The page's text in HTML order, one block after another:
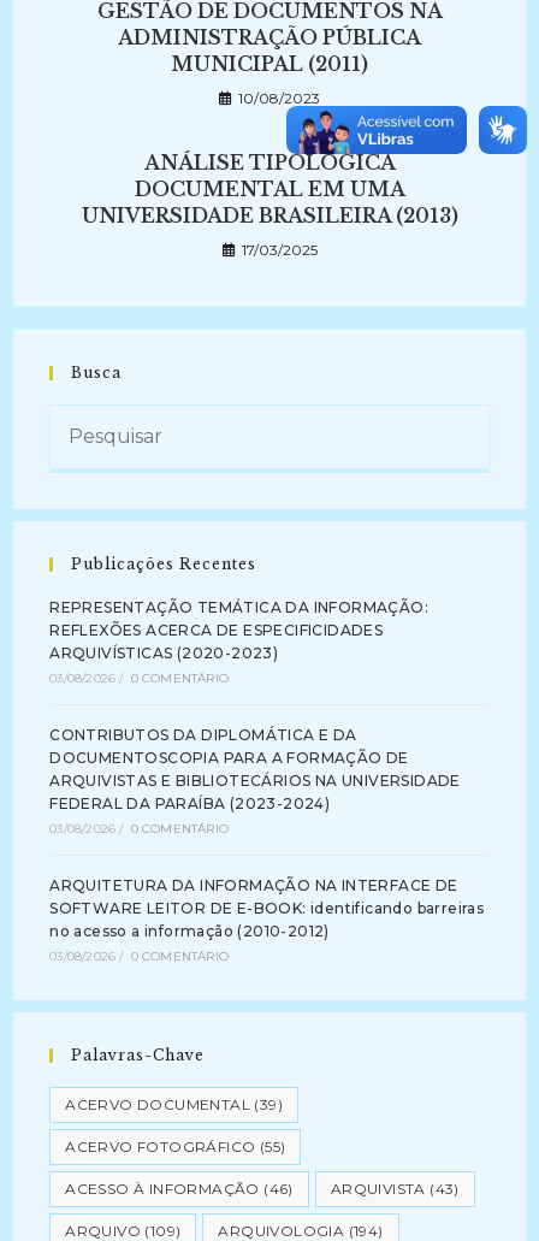
GESTÃO DE DOCUMENTOS NA
ADMINISTRAÇÃO PÚBLICA
MUNICIPAL (2011)
10/08/2023
ANÁLISE TIPOLÓGICA
DOCUMENTAL EM UMA
UNIVERSIDADE BRASILEIRA (2013)
17/03/2025
Busca
Publicações Recentes
REPRESENTAÇÃO TEMÁTICA DA INFORMAÇÃO:
REFLEXÕES ACERCA DE ESPECIFICIDADES
ARQUIVÍSTICAS (2020-2023)
03/08/2026 / 0 COMENTÁRIO
CONTRIBUTOS DA DIPLOMÁTICA E DA
DOCUMENTOSCOPIA PARA A FORMAÇÃO DE
ARQUIVISTAS E BIBLIOTECÁRIOS NA UNIVERSIDADE
FEDERAL DA PARAÍBA (2023-2024)
03/08/2026 / 0 COMENTÁRIO
ARQUITETURA DA INFORMAÇÃO NA INTERFACE DE
SOFTWARE LEITOR DE E-BOOK: identificando barreiras
no acesso a informação (2010-2012)
03/08/2026 / 0 COMENTÁRIO
Palavras-Chave
ACERVO DOCUMENTAL (39)
ACERVO FOTOGRÁFICO (55)
ACESSO À INFORMAÇÃO (46) ARQUIVISTA (43)
ARQUIVO (109) ARQUIVOLOGIA (194)